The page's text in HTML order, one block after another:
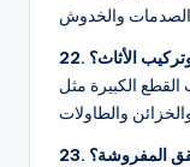
الأثاث؟
الكبيرة مثل
المفروشة؟